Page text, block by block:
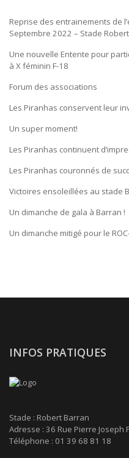
Reprise des entrainements de
Septembre 2022 – Stade
Une nouvelle Entente pour
à X féminin F-18
Forum des associations
Les Piranhas conservent leur
Un super moment!
Les Piranhas continuent
Les Piranhas couronnés de
Victoires ensoleillées au stade
Un dimanche de gala à Barran !
Un dimanche mitigé pour le
INFOS PRATIQUES
Stade : Robert Barran
Adresse : 36 Rue Pierre
Téléphone : 01 39 68 81 18